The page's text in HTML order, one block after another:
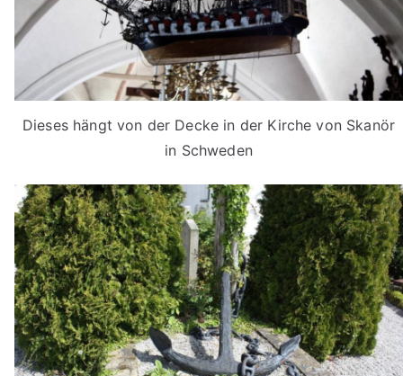
Dieses hängt von der Decke in der Kirche von Skanör
in Schweden